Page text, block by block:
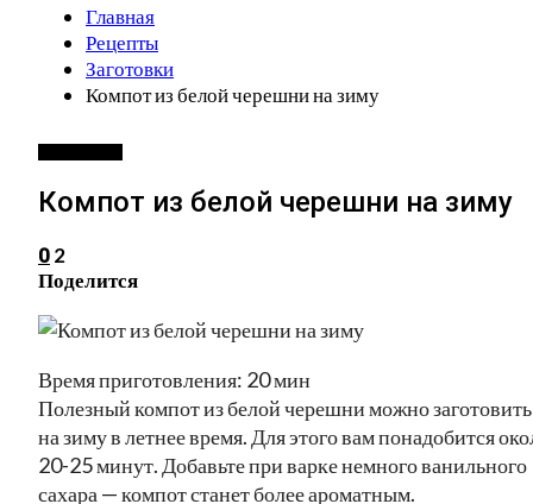
Главная
Рецепты
Заготовки
Компот из белой черешни на зиму
Компот из белой черешни на зиму
0 2
Поделится
Время приготовления: 20 мин
Полезный компот из белой черешни можно заготовить
на зиму в летнее время. Для этого вам понадобится
20-25 минут. Добавьте при варке немного ванильного
сахара — компот станет более ароматным.